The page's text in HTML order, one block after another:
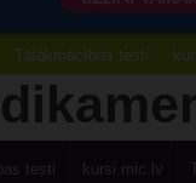
Tālākmācības testi
testi kursi.mic.lv